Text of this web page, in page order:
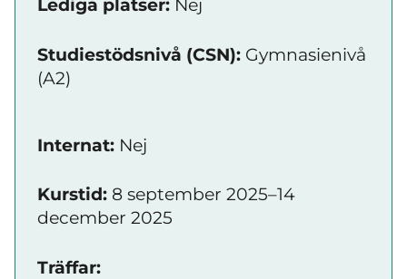
Lediga platser: Nej
Studiestödsnivå (CSN): Gymnasienivå
(A2)
Internat: Nej
Kurstid: 8 september 2025–14
december 2025
Träffar: